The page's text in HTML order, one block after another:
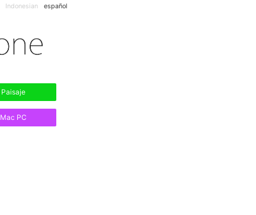
Indonesian español
Paisaje
Mac PC